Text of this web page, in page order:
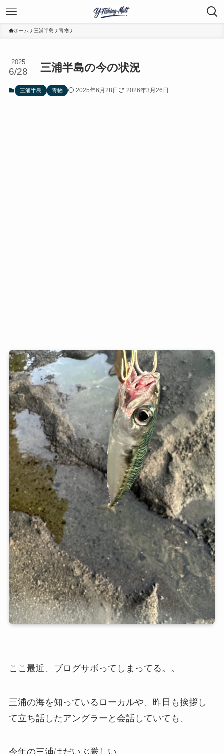
ホーム 三浦半島 青物
三浦半島の今の状況
2025
6/28
三浦半島 青物 2025年6月28日 2026年3月26日
ここ最近、ブログサボってしまってる。。
三浦の海を知っているローカルや、昨日も挨拶し
て立ち話したアングラーと会話していても、